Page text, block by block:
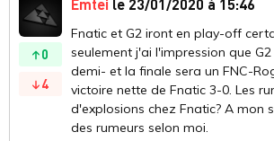
0
4
Emtei le 23/01/2020 à 15:46
Fnatic et G2 iront en play-off
seulement j'ai l'impression que
demi- et la finale sera un FNC-
victoire nette de Fnatic 3-0. Les
d'explosions chez Fnatic? A mon
des rumeurs selon moi.